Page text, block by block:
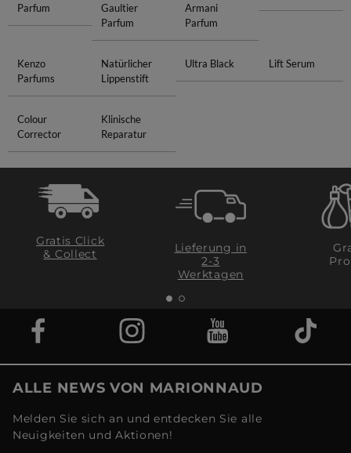
Parfum
Gaultier
Parfum
Armani
Parfum
Kenzo
Parfums
Natürlicher
Lippenstift
Ultra Black Lift Serum
Colour
Corrector
Klinische
Reparatur
Gratis Click
& Collect
Lieferung in
2-3
Werktagen
ALLE NEWS VON MARIONNAUD
Melden Sie sich an und entdecken Sie alle
Neuigkeiten und Aktionen!